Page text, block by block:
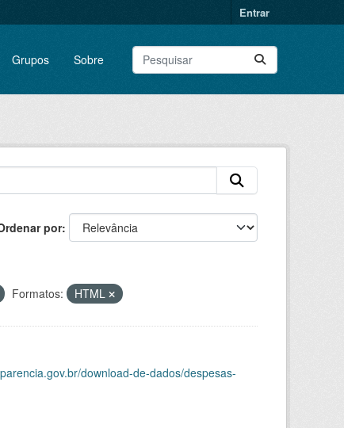
Entrar
Grupos Sobre
por
Formatos: HTML
download-de-dados/despesas-